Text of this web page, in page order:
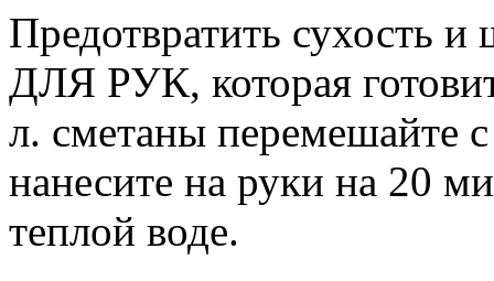
Предотвратить сухость
ДЛЯ РУК, которая
л. сметаны перемешайте
нанесите на руки на 20
теплой воде.